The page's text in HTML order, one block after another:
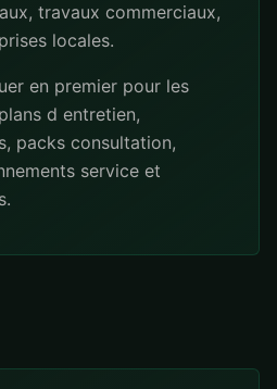
travaux commerciaux,
locales.
en premier pour les
d entretien,
packs consultation,
service et